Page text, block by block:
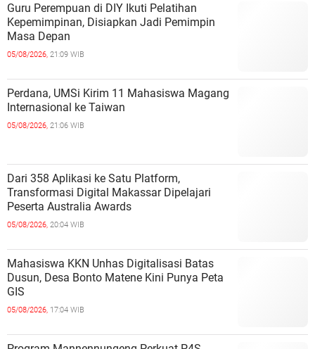
Guru Perempuan di DIY Ikuti Pelatihan
Kepemimpinan, Disiapkan Jadi Pemimpin
Masa Depan
05/08/2026, 21:09 WIB
Perdana, UMSi Kirim 11 Mahasiswa Magang
Internasional ke Taiwan
05/08/2026, 21:06 WIB
Dari 358 Aplikasi ke Satu Platform,
Transformasi Digital Makassar Dipelajari
Peserta Australia Awards
05/08/2026, 20:04 WIB
Mahasiswa KKN Unhas Digitalisasi Batas
Dusun, Desa Bonto Matene Kini Punya Peta
GIS
05/08/2026, 17:04 WIB